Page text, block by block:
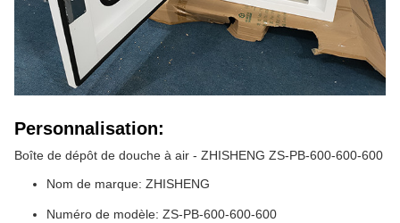
Personnalisation:
Boîte de dépôt de douche à air - ZHISHENG ZS-PB-600-600-600
Nom de marque: ZHISHENG
Numéro de modèle: ZS-PB-600-600-600